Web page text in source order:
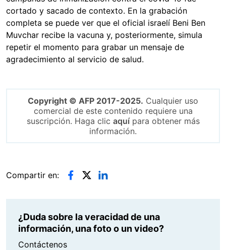
cortado y sacado de contexto. En la grabación
completa se puede ver que el oficial israelí Beni Ben
Muvchar recibe la vacuna y, posteriormente, simula
repetir el momento para grabar un mensaje de
agradecimiento al servicio de salud.
Copyright © AFP 2017-2025. Cualquier uso
comercial de este contenido requiere una
suscripción. Haga clic aquípara obtener más
información.
Compartir en:
¿Duda sobre la veracidad de una
información, una foto o un video?
Contáctenos